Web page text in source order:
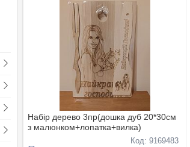
Набiр дерево 3пр(дошка дуб 20*30см
з малюнком+лопатка+вилка)
Код: 9169483